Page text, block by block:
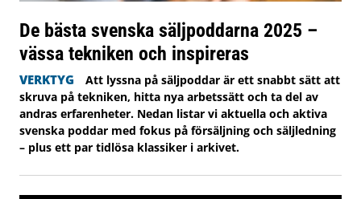
De bästa svenska säljpoddarna 2025 –
vässa tekniken och inspireras
VERKTYG
Att lyssna på säljpoddar är ett snabbt sätt att
skruva på tekniken, hitta nya arbetssätt och ta del av
andras erfarenheter. Nedan listar vi aktuella och aktiva
svenska poddar med fokus på försäljning och säljledning
– plus ett par tidlösa klassiker i arkivet.